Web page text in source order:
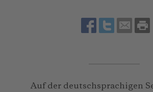
Auf der deutschsprachigen